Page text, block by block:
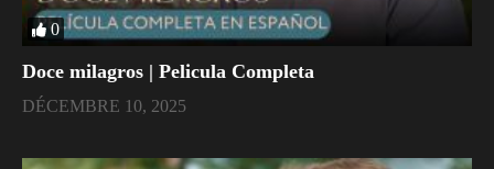
0
Doce milagros | Pelicula Completa
DÉCEMBRE 10, 2025